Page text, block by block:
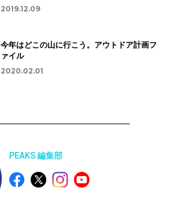
2019.12.09
今年はどこの山に行こう。アウトドア計画フ
ァイル
2020.02.01
PEAKS 編集部